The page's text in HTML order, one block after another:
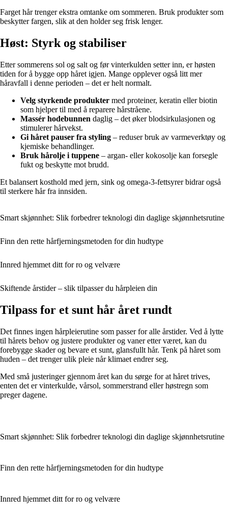
Farget hår trenger ekstra omtanke om sommeren. Bruk produkter som
beskytter fargen, slik at den holder seg frisk lenger.
Høst: Styrk og stabiliser
Etter sommerens sol og salt og før vinterkulden setter inn, er høsten
tiden for å bygge opp håret igjen. Mange opplever også litt mer
håravfall i denne perioden – det er helt normalt.
Velg styrkende produkter med proteiner, keratin eller biotin
som hjelper til med å reparere hårstråene.
Massér hodebunnen daglig – det øker blodsirkulasjonen og
stimulerer hårvekst.
Gi håret pauser fra styling – reduser bruk av varmeverktøy og
kjemiske behandlinger.
Bruk hårolje i tuppene – argan- eller kokosolje kan forsegle
fukt og beskytte mot brudd.
Et balansert kosthold med jern, sink og omega-3-fettsyrer bidrar også
til sterkere hår fra innsiden.
Smart skjønnhet: Slik forbedrer teknologi din daglige skjønnhetsrutine
Finn den rette hårfjerningsmetoden for din hudtype
Innred hjemmet ditt for ro og velvære
Skiftende årstider – slik tilpasser du hårpleien din
Tilpass for et sunt hår året rundt
Det finnes ingen hårpleierutine som passer for alle årstider. Ved å lytte
til hårets behov og justere produkter og vaner etter været, kan du
forebygge skader og bevare et sunt, glansfullt hår. Tenk på håret som
huden – det trenger ulik pleie når klimaet endrer seg.
Med små justeringer gjennom året kan du sørge for at håret trives,
enten det er vinterkulde, vårsol, sommerstrand eller høstregn som
preger dagene.
Smart skjønnhet: Slik forbedrer teknologi din daglige skjønnhetsrutine
Finn den rette hårfjerningsmetoden for din hudtype
Innred hjemmet ditt for ro og velvære